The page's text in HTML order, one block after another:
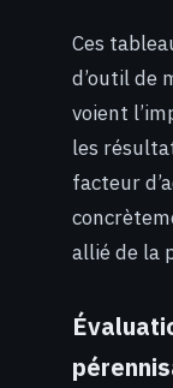
Ces
d’outil de
voient
les
facteur
allié de la